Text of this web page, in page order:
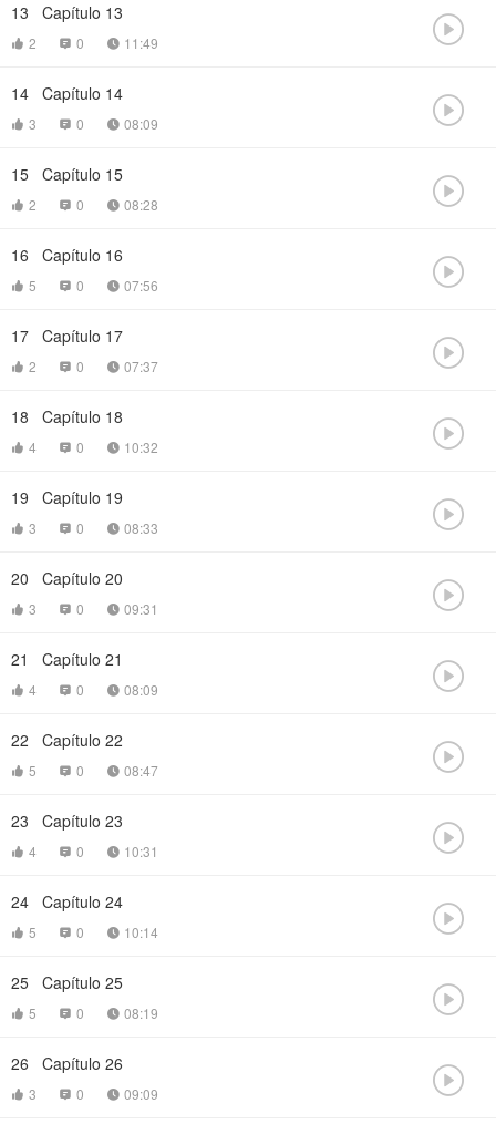
13 Capítulo 13
 2  0  11:49 
14 Capítulo 14
 3  0  08:09 
15 Capítulo 15
 2  0  08:28 
16 Capítulo 16
 5  0  07:56 
17 Capítulo 17
 2  0  07:37 
18 Capítulo 18
 4  0  10:32 
19 Capítulo 19
 3  0  08:33 
20 Capítulo 20
 3  0  09:31 
21 Capítulo 21
 4  0  08:09 
22 Capítulo 22
 5  0  08:47 
23 Capítulo 23
 4  0  10:31 
24 Capítulo 24
 5  0  10:14 
25 Capítulo 25
 5  0  08:19 
26 Capítulo 26
 3  0  09:09 